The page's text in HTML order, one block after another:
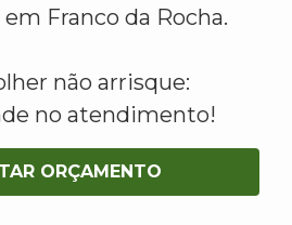
Franco da Rocha.
não arrisque:
no atendimento!
ORÇAMENTO